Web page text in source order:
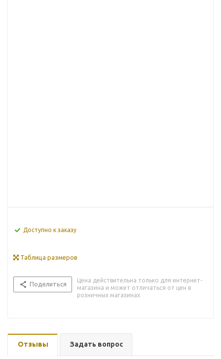
Доступно к заказу
Таблица размеров
Поделиться
Цена действительна только для интернет-
магазина и может отличаться от цен в
розничных магазинах
Отзывы Задать вопрос